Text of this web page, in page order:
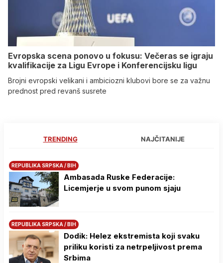
Evropska scena ponovo u fokusu: Večeras se igraju
kvalifikacije za Ligu Evrope i Konferencijsku ligu
Brojni evropski velikani i ambiciozni klubovi bore se za važnu
prednost pred revanš susrete
TRENDING NAJČITANIJE
REPUBLIKA SRPSKA / BIH
Ambasada Ruske Federacije:
Licemjerje u svom punom sjaju
REPUBLIKA SRPSKA / BIH
Dodik: Helez ekstremista koji svaku
priliku koristi za netrpeljivost prema
Srbima